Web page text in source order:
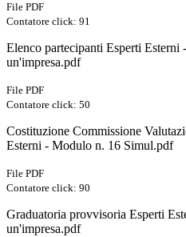
File PDF
Contatore click: 91
Elenco partecipanti Esperti
un'impresa.pdf
File PDF
Contatore click: 50
Costituzione Commissione
Esterni - Modulo n. 16 Simul.pdf
File PDF
Contatore click: 90
Graduatoria provvisoria Esperti
un'impresa.pdf